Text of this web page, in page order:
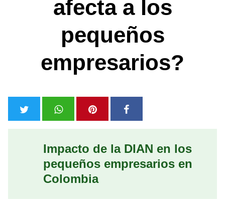
afecta a los
pequeños
empresarios?
Impacto de la DIAN en los
pequeños empresarios en
Colombia